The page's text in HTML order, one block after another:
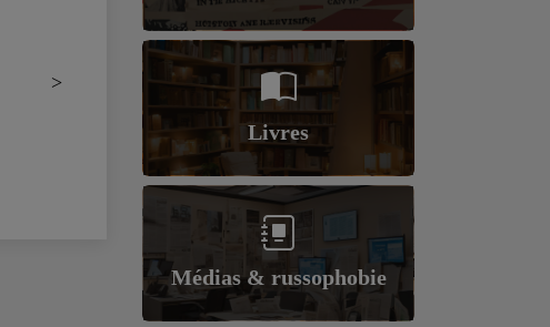
>
Livres
Médias & russophobie